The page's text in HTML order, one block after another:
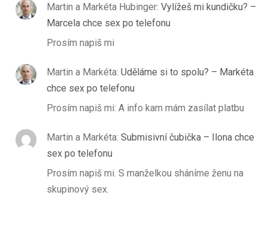
Martin a Markéta Hubinger: Vylížeš mi kundičku? –
Marcela chce sex po telefonu
Prosím napiš mi
Martin a Markéta: Uděláme si to spolu? – Markéta
chce sex po telefonu
Prosím napiš mi: A info kam mám zasílat platbu
Martin a Markéta: Submisivní čubička – Ilona chce
sex po telefonu
Prosím napiš mi. S manželkou sháníme ženu na
skupinový sex.